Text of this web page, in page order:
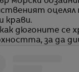
крави.
дюгоните се
за да